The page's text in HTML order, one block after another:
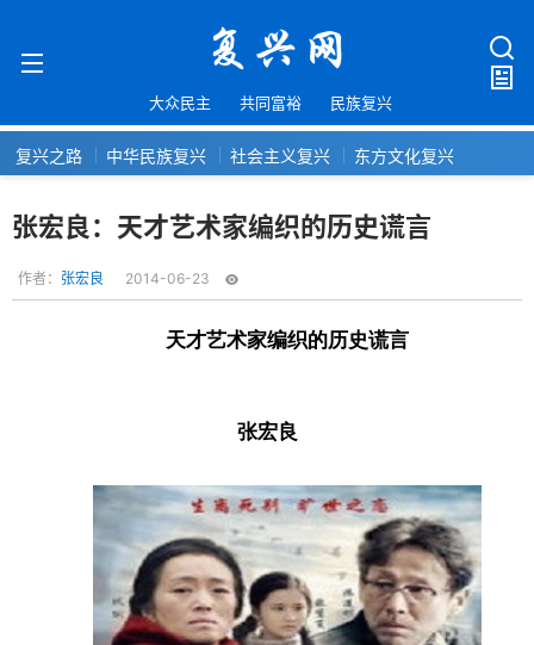
大众民主 共同富裕 民族复兴
复兴之路 中华民族复兴 社会主义复兴 东方文化复兴
张宏良：天才艺术家编织的历史谎言
作者： 张宏良 2014-06-23
天才艺术家编织的历史谎言
张宏良